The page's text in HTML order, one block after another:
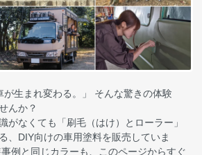
が生まれ変わる。」 そんな驚きの体験
んか？
がなくても「刷毛（はけ）とローラー」
、DIY向けの車用塗料を販売していま
例と同じカラーも、このページからすぐ